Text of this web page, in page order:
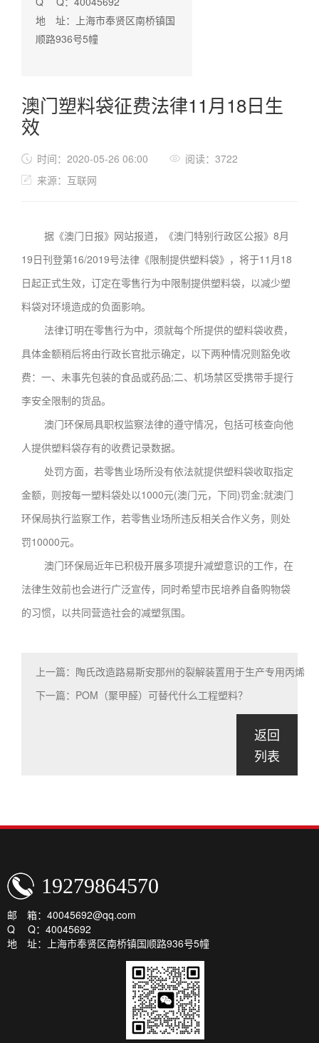
地 址：上海市奉贤区南桥镇国
顺路936号5幢
澳门塑料袋征费法律11月18日生
效
时间：2020-05-26 06:00
阅读：3722
来源：互联网
据《澳门日报》网站报道，《澳门特别行政区公报》8月
19日刊登第16/2019号法律《限制提供塑料袋》，将于11月18
日起正式生效，订定在零售行为中限制提供塑料袋，以减少塑
料袋对环境造成的负面影响。
法律订明在零售行为中，须就每个所提供的塑料袋收费，
具体金额稍后将由行政长官批示确定，以下两种情况则豁免收
费：一、未事先包装的食品或药品;二、机场禁区受携带手提行
李安全限制的货品。
澳门环保局具职权监察法律的遵守情况，包括可核查向他
人提供塑料袋存有的收费记录数据。
处罚方面，若零售业场所没有依法就提供塑料袋收取指定
金额，则按每一塑料袋处以1000元(澳门元，下同)罚金;就澳门
环保局执行监察工作，若零售业场所违反相关合作义务，则处
罚10000元。
澳门环保局近年已积极开展多项提升减塑意识的工作，在
法律生效前也会进行广泛宣传，同时希望市民培养自备购物袋
的习惯，以共同营造社会的减塑氛围。
上一篇：陶氏改造路易斯安那州的裂解装置用于生产专用丙烯
下一篇：POM（聚甲醛）可替代什么工程塑料？
返回
列表
19279864570
邮 箱：40045692@qq.com
Q Q：40045692
地 址：上海市奉贤区南桥镇国顺路936号5幢